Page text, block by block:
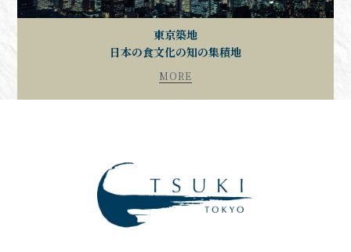
東京築地
日本の食文化の知の集積地
MORE